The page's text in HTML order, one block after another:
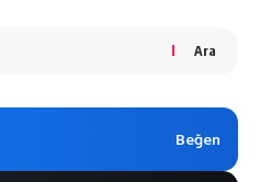
Ara
Beğen